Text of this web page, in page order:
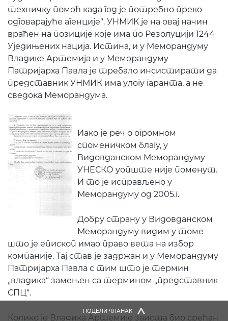
техничку помоћ када год је потребно преко
одговарајуће агенције“. УНМИК је на овај начин
враћен на позиције које има по Резолуцији 1244
Уједињених нација. Истина, и у Меморандуму
Владике Артемија и у Меморандуму
Патријарха Павла је требало инсистирати да
представник УНМИК има улогу гаранта, а не
сведока Меморандума.
Иако је реч о огромном
споменичком благу, у
Видовданском Меморандуму
УНЕСКО уопште није поменут.
И то је исправљено у
Меморандуму од 2005.г.
Добру страну у Видовданском
Меморандуму видим у томе
што је епископ имао право вета на избор
компаније. Тај став је задржан и у Меморандуму
Патријарха Павла с тим што је термин
„владика“ замењен са термином „представник
СПЦ“.
Колико је Владика Артемије заиста био срећан
ПОДЕЛИ ЧЛАНАК